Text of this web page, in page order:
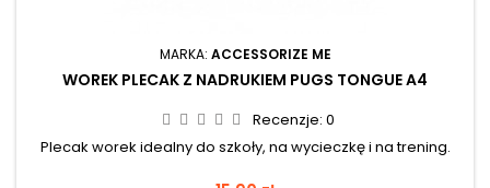
MARKA: ACCESSORIZE ME
WOREK PLECAK Z NADRUKIEM PUGS TONGUE A4
Recenzje: 0
Plecak worek idealny do szkoły, na wycieczkę i na trening.